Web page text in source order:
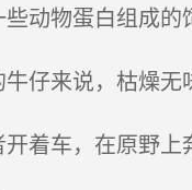
动物蛋白组成的
仔来说，枯燥无
着车，在原野上